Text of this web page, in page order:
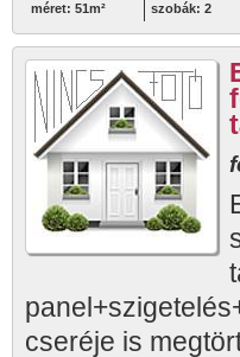
méret: 51m² szobák: 2
cseréje is